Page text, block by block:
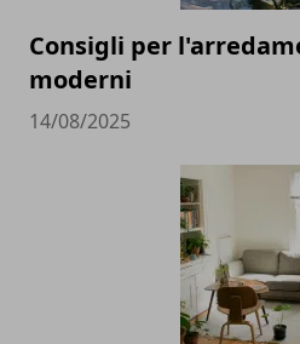
Consigli per
moderni
14/08/2025